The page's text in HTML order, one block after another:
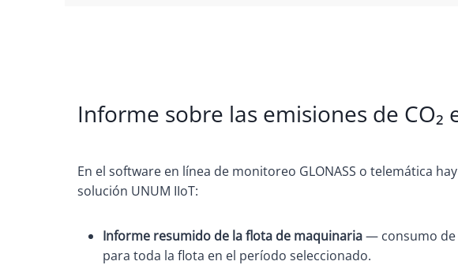
Informe sobre las emisiones de
En el software en línea de monitoreo GLONASS o telemática
solución UNUM IIoT:
Informe resumido de la flota de maquinaria— consumo de
para toda la flota en el período seleccionado.